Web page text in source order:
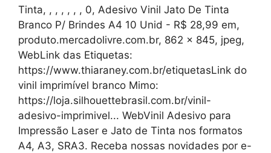
Tinta, , , , , , , 0, Adesivo Vinil Jato De Tinta
Branco P/ Brindes A4 10 Unid - R$ 28,99 em,
produto.mercadolivre.com.br, 862 x 845, jpeg,
WebLink das Etiquetas:
https://www.thiaraney.com.br/etiquetasLink do
vinil imprimível branco Mimo:
https://loja.silhouettebrasil.com.br/vinil-
adesivo-imprimivel... WebVinil Adesivo para
Impressão Laser e Jato de Tinta nos formatos
A4, A3, SRA3. Receba nossas novidades por e-